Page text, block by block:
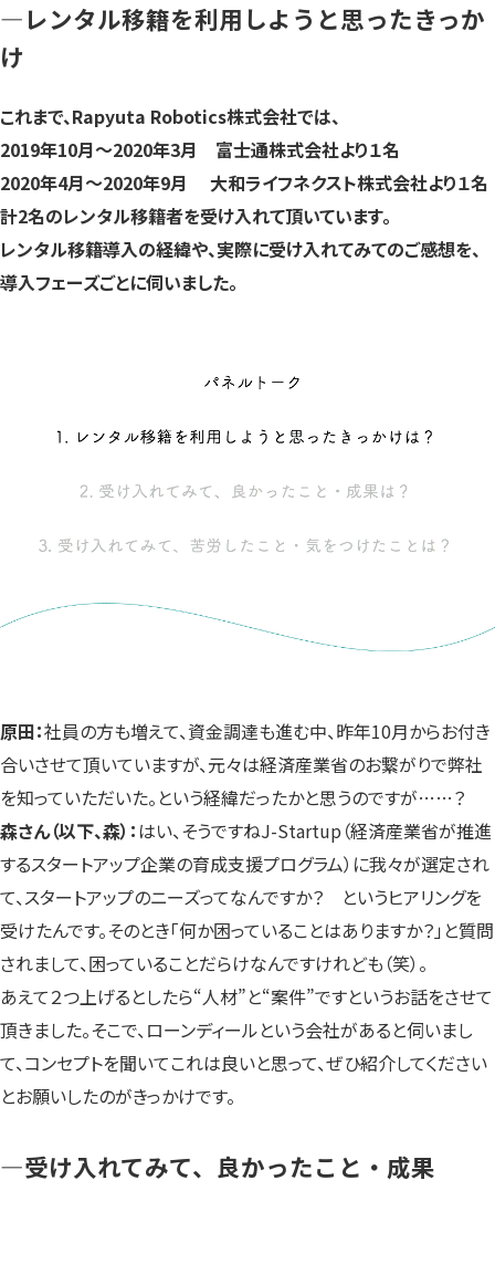
―レンタル移籍を利用しようと思ったきっか
け
これまで、Rapyuta Robotics株式会社では、
2019年10月〜2020年3月 富士通株式会社より１名
2020年4月〜2020年9月 大和ライフネクスト株式会社より１名
計2名のレンタル移籍者を受け入れて頂いています。
レンタル移籍導入の経緯や、実際に受け入れてみてのご感想を、
導入フェーズごとに伺いました。
原田：社員の方も増えて、資金調達も進む中、昨年10月からお付き
合いさせて頂いていますが、元々は経済産業省のお繋がりで弊社
を知っていただいた。という経緯だったかと思うのですが……？
森さん（以下、森）：はい、そうですねJ-Startup（経済産業省が推進
するスタートアップ企業の育成支援プログラム）に我々が選定され
て、スタートアップのニーズってなんですか？ というヒアリングを
受けたんです。そのとき「何か困っていることはありますか？」と質問
されまして、困っていることだらけなんですけれども（笑）。
あえて２つ上げるとしたら“人材”と“案件”ですというお話をさせて
頂きました。そこで、ローンディールという会社があると伺いまし
て、コンセプトを聞いてこれは良いと思って、ぜひ紹介してください
とお願いしたのがきっかけです。
―受け入れてみて、良かったこと・成果